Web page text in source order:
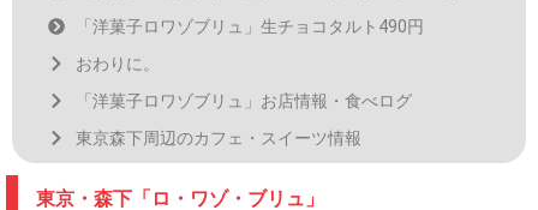
「洋菓子ロワゾブリュ」生チョコタルト490円
おわりに。
「洋菓子ロワゾブリュ」お店情報・食べログ
東京森下周辺のカフェ・スイーツ情報
東京・森下「ロ・ワゾ・ブリュ」